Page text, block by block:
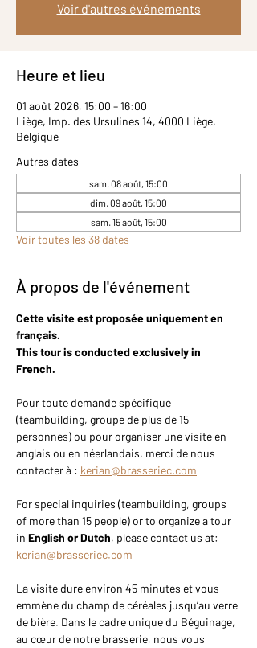
Voir d'autres événements
Heure et lieu
01 août 2026, 15:00 – 16:00
Liège, Imp. des Ursulines 14, 4000 Liège,
Belgique
Autres dates
sam. 08 août, 15:00
dim. 09 août, 15:00
sam. 15 août, 15:00
Voir toutes les 38 dates
À propos de l'événement
Cette visite est proposée uniquement en
français.
This tour is conducted exclusively in
French.
Pour toute demande spécifique
(teambuilding, groupe de plus de 15
personnes) ou pour organiser une visite en
anglais ou en néerlandais, merci de nous
contacter à : kerian@brasseriec.com
For special inquiries (teambuilding, groups
of more than 15 people) or to organize a tour
in English or Dutch, please contact us at:
kerian@brasseriec.com
La visite dure environ 45 minutes et vous
emmène du champ de céréales jusqu’au verre
de bière. Dans le cadre unique du Béguinage,
au cœur de notre brasserie, nous vous